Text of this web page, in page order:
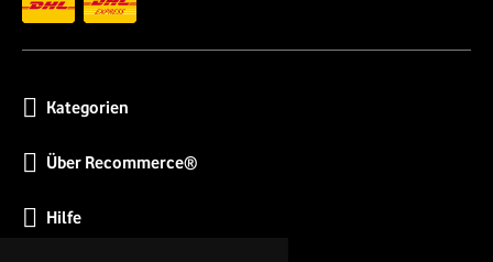
Kategorien
Über Recommerce®
Hilfe